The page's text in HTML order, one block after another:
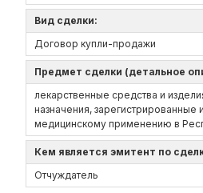
Вид сделки:
Договор купли-продажи
Предмет сделки (детальное
лекарственные средства и
назначения, зарегистрированные
медицинскому применению в
Кем является эмитент по
Отчуждатель